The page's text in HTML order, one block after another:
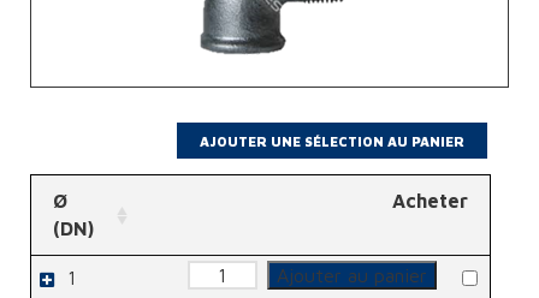
Ø
(DN)
Acheter
1 quantité
deAjouter au panier